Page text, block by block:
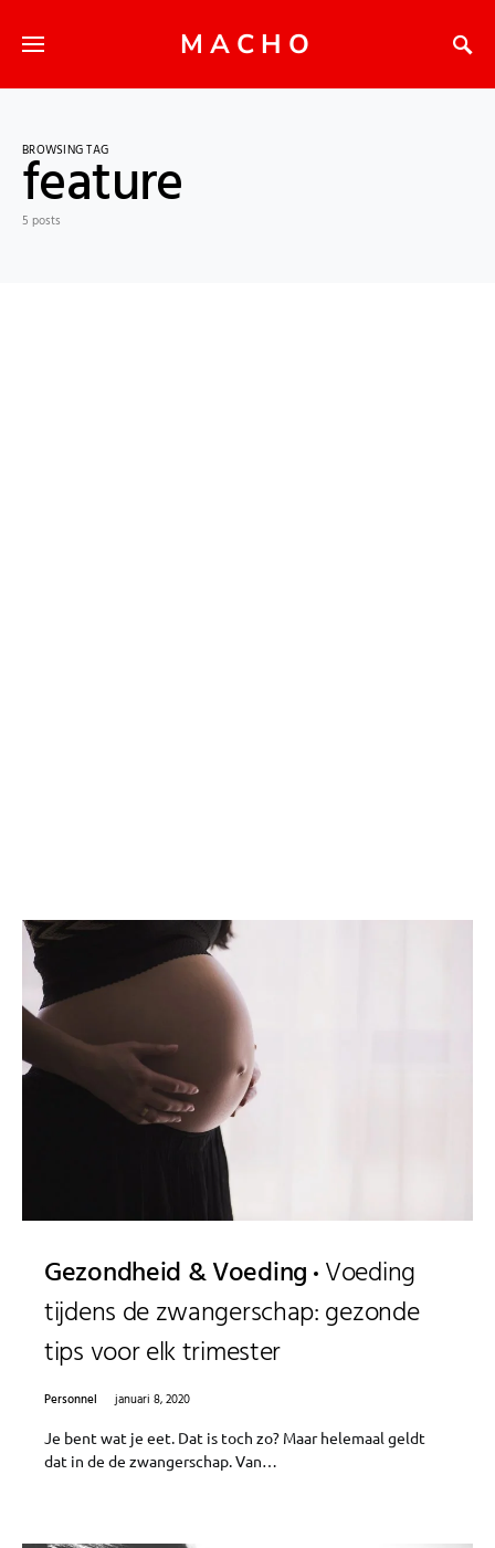
MACHO
BROWSING TAG
feature
5 posts
Gezondheid & Voeding Voeding
tijdens de zwangerschap: gezonde
tips voor elk trimester
Personnel
januari 8, 2020
Je bent wat je eet. Dat is toch zo? Maar helemaal geldt
dat in de de zwangerschap. Van…